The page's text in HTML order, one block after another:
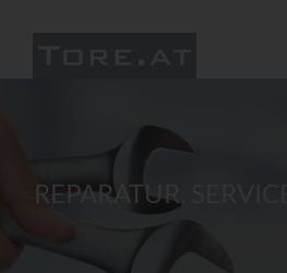
REPARATUR,